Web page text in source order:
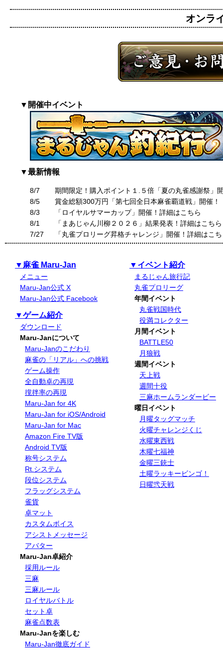
オンラ
▼開催中イベント
▼最新情報
8/7
期間限定！購入ポイント１.５倍「夏の丸雀感謝祭」
8/5
賞金総額300万円「第七回全日本麻雀覇道戦」開催！
8/3
「ロイヤルサマーカップ」開催！詳細はこちら
8/1
「まあじゃん川柳２０２６」結果発表！詳細はこちら
7/27
「丸雀プロリーグ昇格チャレンジ」開催！詳細はこ
▼麻雀 Maru-Jan
メニュー
Maru-Jan公式 X
Maru-Jan公式 Facebook
▼ゲーム紹介
ダウンロード
Maru-Janについて
Maru-Janのこだわり
麻雀の「リアル」への挑戦
ゲーム操作
全自動卓の再現
撹拌率の再現
Maru-Jan for 4K
Maru-Jan for iOS/Android
Maru-Jan for Mac
Amazon Fire TV版
Android TV版
称号システム
Rt.システム
段位システム
フラッグシステム
雀貨
卓マット
カスタムボイス
アシストメッセージ
アバター
Maru-Jan卓紹介
採用ルール
三麻
三麻ルール
ロイヤルバトル
セット卓
麻雀点数表
Maru-Janを楽しむ
Maru-Jan徹底ガイド
▼イベント紹介
まるじゃん旅行記
丸雀プロリーグ
年間イベント
丸雀戦国時代
役満コレクター
月間イベント
BATTLE50
月狼戦
週間イベント
天上戦
週間十役
三麻ホームランダービー
曜日イベント
月曜タッグマッチ
火曜チャレンジくじ
水曜東西戦
木曜七福神
金曜三銃士
土曜ラッキービンゴ！
日曜弐天戦